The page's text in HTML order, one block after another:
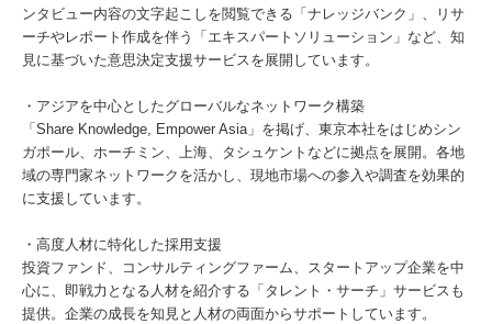
ンタビュー内容の文字起こしを閲覧できる「ナレッジバンク」、リサ
ーチやレポート作成を伴う「エキスパートソリューション」など、知
見に基づいた意思決定支援サービスを展開しています。
・アジアを中心としたグローバルなネットワーク構築
「Share Knowledge, Empower Asia」を掲げ、東京本社をはじめシン
ガポール、ホーチミン、上海、タシュケントなどに拠点を展開。各地
域の専門家ネットワークを活かし、現地市場への参入や調査を効果的
に支援しています。
・高度人材に特化した採用支援
投資ファンド、コンサルティングファーム、スタートアップ企業を中
心に、即戦力となる人材を紹介する「タレント・サーチ」サービスも
提供。企業の成長を知見と人材の両面からサポートしています。